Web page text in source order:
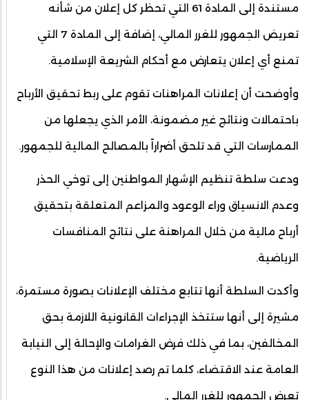
مستندة إلى المادة 61 التي تحظر كل إعلان من شأنه
تعريض الجمهور للغرر المالي، إضافة إلى المادة 7 التي
تمنع أي إعلان يتعارض مع أحكام الشريعة الإسلامية.
وأوضحت أن إعلانات المراهنات تقوم على ربط تحقيق الأرباح
باحتمالات ونتائج غير مضمونة، الأمر الذي يجعلها من
الممارسات التي قد تلحق أضراراً بالمصالح المالية للجمهور.
ودعت سلطة تنظيم الإشهار المواطنين إلى توخي الحذر
وعدم الانسياق وراء الوعود والمزاعم المتعلقة بتحقيق
أرباح مالية من خلال المراهنة على نتائج المنافسات
الرياضية.
وأكدت السلطة أنها تتابع مختلف الإعلانات بصورة مستمرة،
مشيرة إلى أنها ستتخذ الإجراءات القانونية اللازمة بحق
المخالفين، بما في ذلك فرض الغرامات والإحالة إلى النيابة
العامة عند الاقتضاء، كلما تم رصد إعلانات من هذا النوع
تعرض الجمهور للغرر المالي.